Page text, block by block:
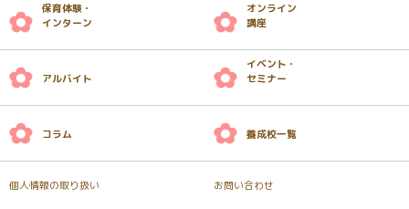
保育体験・
インターン
アルバイト
コラム
オンライン
講座
イベント・
セミナー
養成校一覧
個人情報の取り扱い お問い合わせ